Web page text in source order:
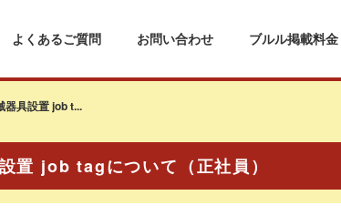
よくあるご質問 お問い合わせ ブルル掲載料金
器具設置 job t...
置 job tagについて（正社員）